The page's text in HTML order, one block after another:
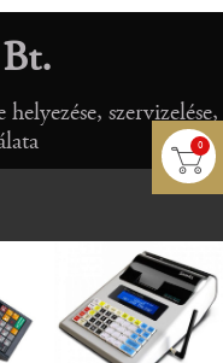
0
szervizelése,